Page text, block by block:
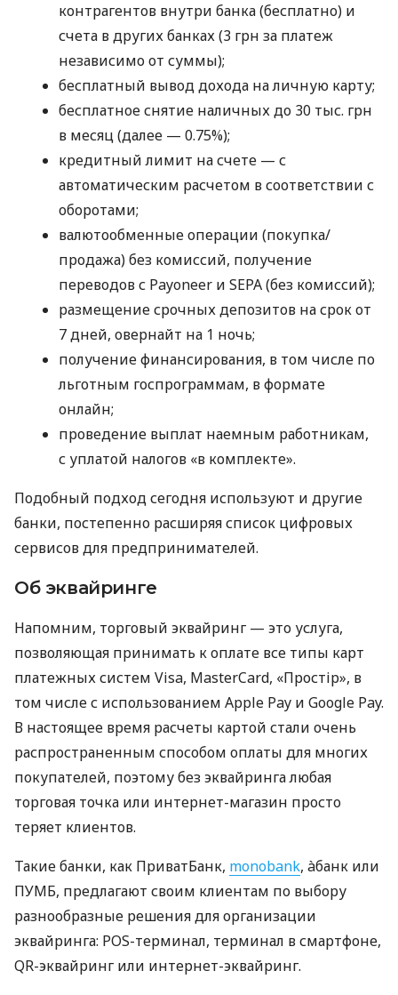
контрагентов внутри банка (бесплатно) и
счета в других банках (3 грн за платеж
независимо от суммы);
бесплатный вывод дохода на личную карту;
бесплатное снятие наличных до 30 тыс. грн
в месяц (далее — 0.75%);
кредитный лимит на счете — с
автоматическим расчетом в соответствии с
оборотами;
валютообменные операции (покупка/
продажа) без комиссий, получение
переводов с Payoneer и SEPA (без комиссий);
размещение срочных депозитов на срок от
7 дней, овернайт на 1 ночь;
получение финансирования, в том числе по
льготным госпрограммам, в формате
онлайн;
проведение выплат наемным работникам,
с уплатой налогов «в комплекте».
Подобный подход сегодня используют и другие
банки, постепенно расширяя список цифровых
сервисов для предпринимателей.
Об эквайринге
Напомним, торговый эквайринг — это услуга,
позволяющая принимать к оплате все типы карт
платежных систем Visa, MasterCard, «Простір», в
том числе с использованием Apple Pay и Google Pay.
В настоящее время расчеты картой стали очень
распространенным способом оплаты для многих
покупателей, поэтому без эквайринга любая
торговая точка или интернет-магазин просто
теряет клиентов.
Такие банки, как ПриватБанк, monobank, àбанк или
ПУМБ, предлагают своим клиентам по выбору
разнообразные решения для организации
эквайринга: POS-терминал, терминал в смартфоне,
QR-эквайринг или интернет-эквайринг.